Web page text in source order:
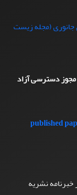
جانوری (مجله زیست
دسترسی آزاد
published
خبرنامه نشریه